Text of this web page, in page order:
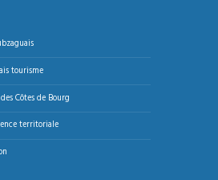
tourisme
Côtes de Bourg
territoriale